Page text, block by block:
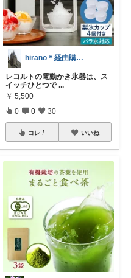
hirano＊経由購入感謝😊
レコルトの電動かき氷器は、ス
イッチひとつで ...
￥ 5,500
0 0 30
コレ いいね